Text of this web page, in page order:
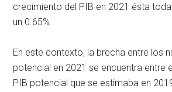
crecimiento del PIB en 2021 ésta
un 0.65%.
En este contexto, la brecha entre los
potencial en 2021 se encuentra entre
PIB potencial que se estimaba en